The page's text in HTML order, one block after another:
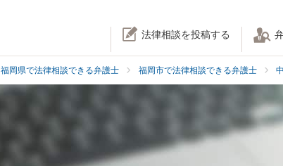
法律相談を投稿する
福岡県で法律相談できる弁護士 福岡市で法律相談できる弁護士